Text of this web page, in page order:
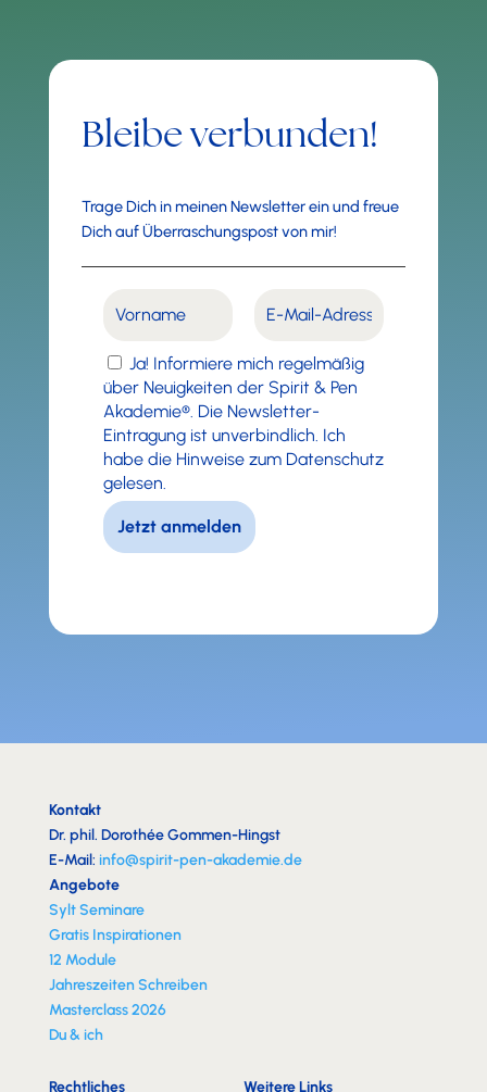
Bleibe verbunden!
Trage Dich in meinen Newsletter ein und freue
Dich auf Überraschungspost von mir!
Ja! Informiere mich regelmäßig
über Neuigkeiten der Spirit & Pen
Akademie®. Die Newsletter-
Eintragung ist unverbindlich. Ich
habe die Hinweise zum Datenschutz
gelesen.
Kontakt
Dr. phil. Dorothée Gommen-Hingst
E-Mail: info@spirit-pen-akademie.de
Angebote
Sylt Seminare
Gratis Inspirationen
12 Module
Jahreszeiten Schreiben
Masterclass 2026
Du & ich
Rechtliches Weitere Links